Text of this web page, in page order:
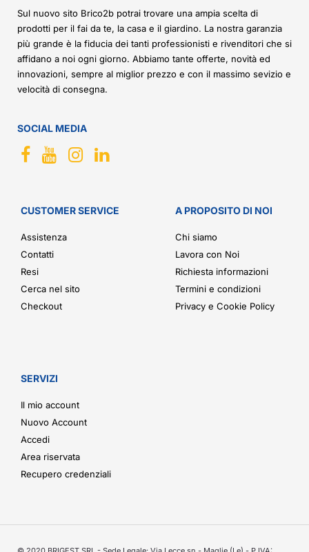
Sul nuovo sito Brico2b potrai trovare una ampia scelta di
prodotti per il fai da te, la casa e il giardino. La nostra garanzia
più grande è la fiducia dei tanti professionisti e rivenditori che si
affidano a noi ogni giorno. Abbiamo tante offerte, novità ed
innovazioni, sempre al miglior prezzo e con il massimo sevizio e
velocità di consegna.
SOCIAL MEDIA
CUSTOMER SERVICE
Assistenza
Contatti
Resi
Cerca nel sito
Checkout
A PROPOSITO DI NOI
Chi siamo
Lavora con Noi
Richiesta informazioni
Termini e condizioni
Privacy e Cookie Policy
SERVIZI
Il mio account
Nuovo Account
Accedi
Area riservata
Recupero credenziali